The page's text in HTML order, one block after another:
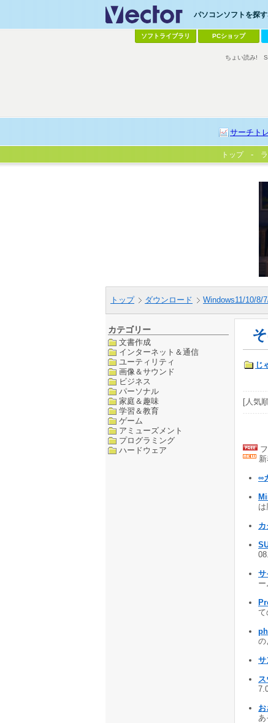
パソコンソフトを探
ソフトライブラリ PCショップ
サーチト
ちょい読み!
トップ
トップ ダウンロード Windows11/10/8/
カテゴリー
文書作成
インターネット＆通信
ユーティリティ
画像＆サウンド
ビジネス
パーソナル
家庭＆趣味
学習＆教育
ゲーム
アミューズメント
プログラミング
ハードウェア
じ
[人気
∞
サ
て
の
サ